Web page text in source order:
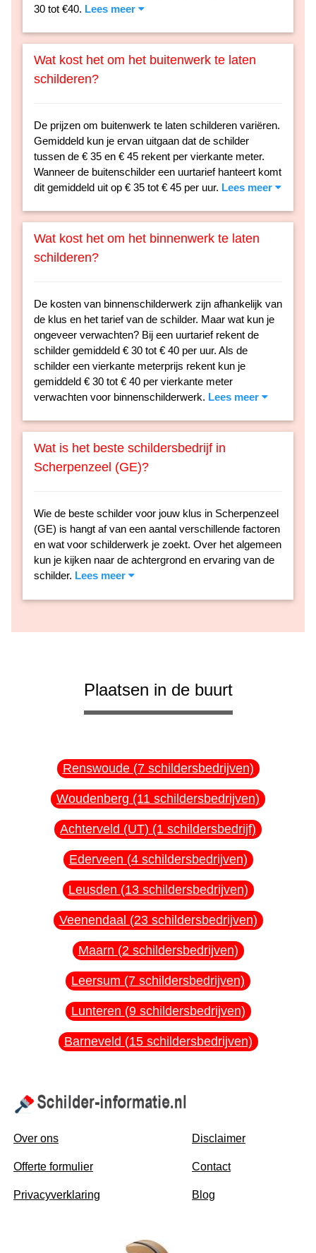
30 tot €40. Lees meer
Wat kost het om het buitenwerk te laten
schilderen?
De prijzen om buitenwerk te laten schilderen variëren.
Gemiddeld kun je ervan uitgaan dat de schilder
tussen de € 35 en € 45 rekent per vierkante meter.
Wanneer de buitenschilder een uurtarief hanteert komt
dit gemiddeld uit op € 35 tot € 45 per uur. Lees meer
Wat kost het om het binnenwerk te laten
schilderen?
De kosten van binnenschilderwerk zijn afhankelijk van
de klus en het tarief van de schilder. Maar wat kun je
ongeveer verwachten? Bij een uurtarief rekent de
schilder gemiddeld € 30 tot € 40 per uur. Als de
schilder een vierkante meterprijs rekent kun je
gemiddeld € 30 tot € 40 per vierkante meter
verwachten voor binnenschilderwerk. Lees meer
Wat is het beste schildersbedrijf in
Scherpenzeel (GE)?
Wie de beste schilder voor jouw klus in Scherpenzeel
(GE) is hangt af van een aantal verschillende factoren
en wat voor schilderwerk je zoekt. Over het algemeen
kun je kijken naar de achtergrond en ervaring van de
schilder. Lees meer
Plaatsen in de buurt
Renswoude (7 schildersbedrijven)
Woudenberg (11 schildersbedrijven)
Achterveld (UT) (1 schildersbedrijf)
Ederveen (4 schildersbedrijven)
Leusden (13 schildersbedrijven)
Veenendaal (23 schildersbedrijven)
Maarn (2 schildersbedrijven)
Leersum (7 schildersbedrijven)
Lunteren (9 schildersbedrijven)
Barneveld (15 schildersbedrijven)
Over ons
Offerte formulier
Privacyverklaring
Disclaimer
Contact
Blog